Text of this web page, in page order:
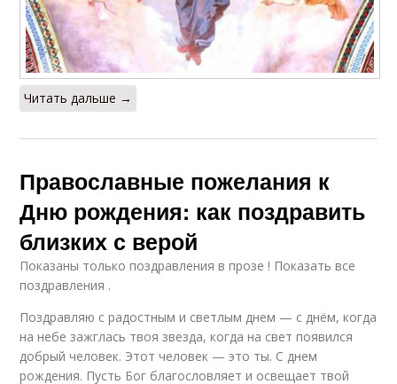
Читать дальше →
Православные пожелания к
Дню рождения: как поздравить
близких с верой
Показаны только поздравления в прозе ! Показать все
поздравления .
Поздравляю с радостным и светлым днем — с днём, когда
на небе зажглась твоя звезда, когда на свет появился
добрый человек. Этот человек — это ты. С днем
рождения. Пусть Бог благословляет и освещает твой